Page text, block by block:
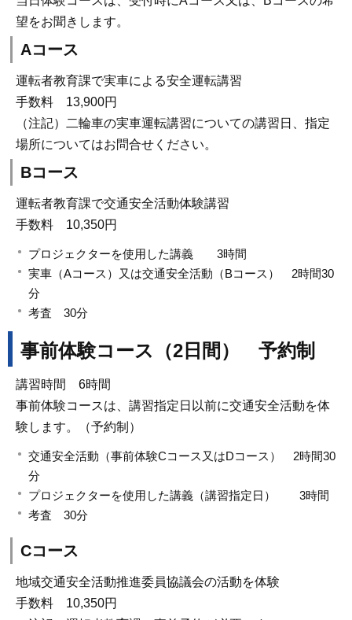
望をお聞きします。
Aコース
運転者教育課で実車による安全運転講習
手数料 13,900円
（注記）二輪車の実車運転講習についての講習日、指定
場所についてはお問合せください。
Bコース
運転者教育課で交通安全活動体験講習
手数料 10,350円
プロジェクターを使用した講義 3時間
実車（Aコース）又は交通安全活動（Bコース） 2時間30
分
考査 30分
事前体験コース（2日間） 予約制
講習時間 6時間
事前体験コースは、講習指定日以前に交通安全活動を体
験します。（予約制）
交通安全活動（事前体験Cコース又はDコース） 2時間30
分
プロジェクターを使用した講義（講習指定日） 3時間
考査 30分
Cコース
地域交通安全活動推進委員協議会の活動を体験
手数料 10,350円